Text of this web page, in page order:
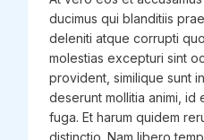
ducimus qui blanditiis
deleniti atque corrupti
molestias excepturi sint
provident, similique sunt
deserunt mollitia animi, id
fuga. Et harum quidem
distinctio. Nam libero